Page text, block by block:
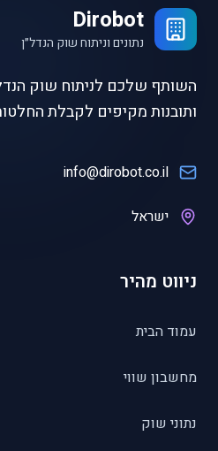
Dirobot
נתונים וניתוח שוק הנדל״ן
השותף שלכם לניתוח שוק
ותובנות מקיפים לקבלת
info@dirobot.co.il
ישראל
ניווט מהיר
עמוד הבית
מחשבון שווי
נתוני שוק